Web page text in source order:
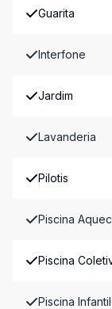
Guarita
Interfone
Jardim
Lavanderia
Pilotis
Piscina
Piscina
Piscina Infantil